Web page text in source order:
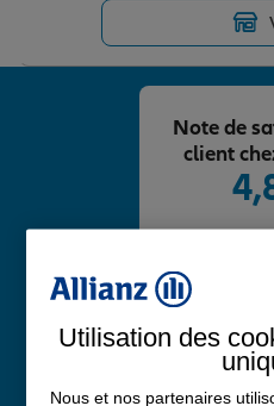
Note de
client
Utilisation des
Nous et nos partenaires